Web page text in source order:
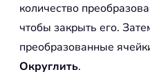
количество
чтобы закрыть его.
преобразованные
Округлить.